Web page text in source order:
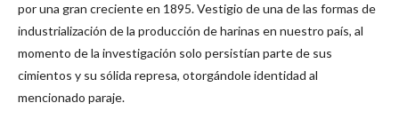
por una gran creciente en 1895. Vestigio de una de las formas de
industrialización de la producción de harinas en nuestro país, al
momento de la investigación solo persistían parte de sus
cimientos y su sólida represa, otorgándole identidad al
mencionado paraje.